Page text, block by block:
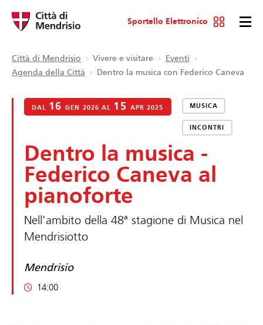
Sportello Elettronico
Città di Mendrisio Vivere e visitare
Eventi
Agenda della Città
Dentro la musica con Federico Caneva
DAL 16 GEN 2026 AL 15 APR 2025 MUSICA
INCONTRI
Dentro la musica -
Federico Caneva al
pianoforte
Nell'ambito della 48ª stagione di Musica nel
Mendrisiotto
Mendrisio
14:00